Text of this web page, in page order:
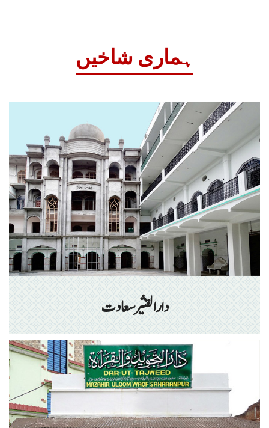
ہماری شاخیں
دارالقثیر سعادت